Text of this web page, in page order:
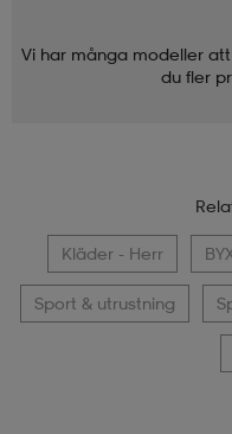
Vi har många modeller
du fler
Kläder - Herr
Sport & utrustning